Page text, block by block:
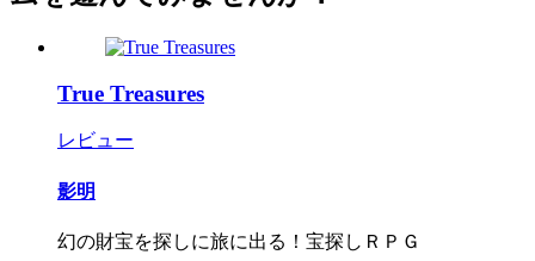
True Treasures
レビュー
影明
幻の財宝を探しに旅に出る！宝探しＲＰＧ